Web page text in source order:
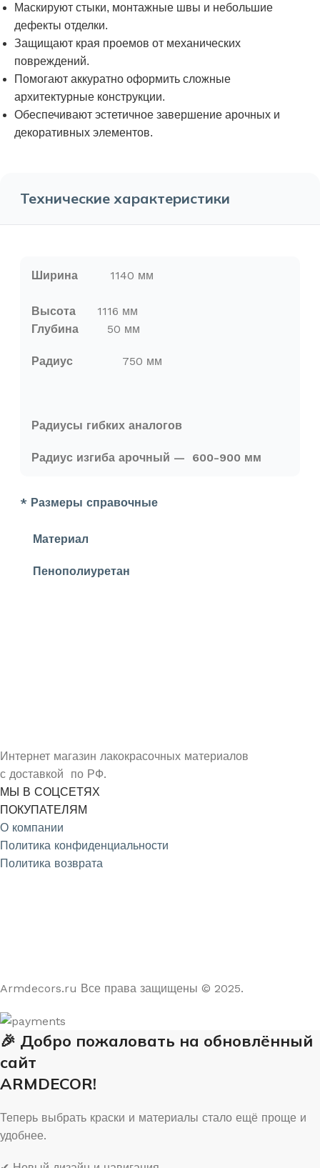
Маскируют стыки, монтажные швы и небольшие
дефекты отделки.
Защищают края проемов от механических
повреждений.
Помогают аккуратно оформить сложные
архитектурные конструкции.
Обеспечивают эстетичное завершение арочных и
декоративных элементов.
Технические характеристики
Ширина 1140 мм
Высота 1116 мм
Глубина
50 мм
Радиус 750 мм
Радиусы гибких аналогов
Радиус изгиба арочный — 600-900 мм
* Размеры справочные
Материал
Пенополиуретан
Интернет магазин лакокрасочных материалов
с доставкой по РФ.
МЫ В СОЦСЕТЯХ
ПОКУПАТЕЛЯМ
О компании
Политика конфиденциальности
Политика возврата
Armdecors.ru Все права защищены © 2025. ​
🎉 Добро пожаловать на обновлённый
сайт
ARMDECOR!
Теперь выбрать краски и материалы стало ещё проще и
удобнее.